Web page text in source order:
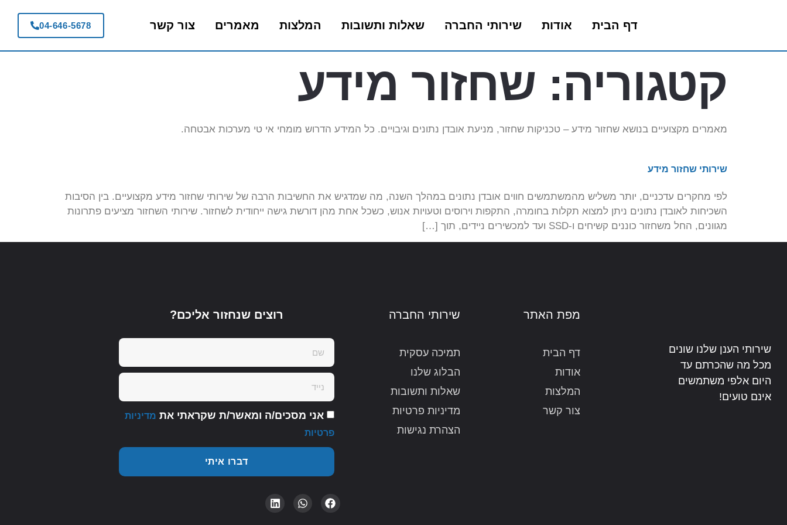
דף הבית אודות שירותי החברה שאלות ותשובות המלצות מאמרים צור קשר 04-646-5678
קטגוריה: שחזור מידע
מאמרים מקצועיים בנושא שחזור מידע – טכניקות שחזור, מניעת אובדן נתונים וגיבויים. כל המידע הדרוש מומחי אי טי מערכות אבטחה.
שירותי שחזור מידע
לפי מחקרים עדכניים, יותר משליש מהמשתמשים חווים אובדן נתונים במהלך השנה, מה שמדגיש את החשיבות הרבה של שירותי שחזור מידע מקצועיים. בין הסיבות
השכיחות לאובדן נתונים ניתן למצוא תקלות בחומרה, התקפות וירוסים וטעויות אנוש, כשכל אחת מהן דורשת גישה ייחודית לשחזור. שירותי השחזור מציעים פתרונות
מגוונים, החל משחזור כוננים קשיחים ו-SSD ועד למכשירים ניידים, תוך […]
שירותי הענן שלנו שונים
מכל מה שהכרתם עד
היום אלפי משתמשים
אינם טועים!
מפת האתר
דף הבית
אודות
המלצות
צור קשר
שירותי החברה
תמיכה עסקית
הבלוג שלנו
שאלות ותשובות
מדיניות פרטיות
הצהרת נגישות
רוצים שנחזור אליכם?
אני מסכים/ה ומאשר/ת שקראתי את מדיניות
פרטיות
דברו איתי